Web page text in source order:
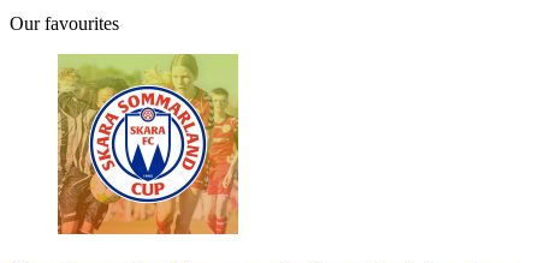
Our favourites